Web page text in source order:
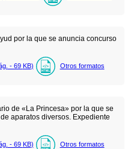
por la que se anuncia concurso
- 69 KB) Otros formatos
de «La Princesa» por la que se
aparatos diversos. Expediente
- 69 KB) Otros formatos